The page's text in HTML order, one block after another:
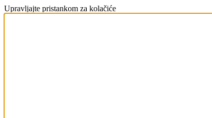
Upravljajte pristankom za kolačiće